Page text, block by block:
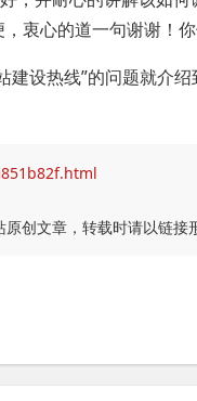
衷心的道一句谢谢！你
设热线”的问题就介
创文章，转载时请以链接